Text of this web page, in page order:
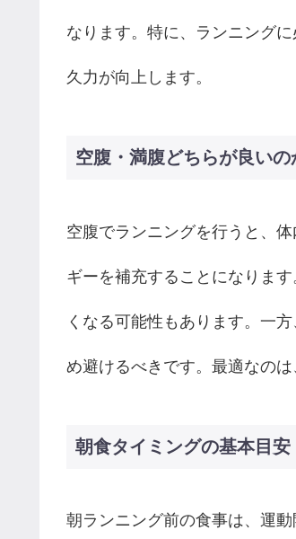
なります。特に、ランニング
久力が向上します。
空腹・満腹どちらが良いの
空腹でランニングを行うと、
ギーを補充することになりま
くなる可能性もあります。一
め避けるべきです。最適なの
朝食タイミングの基本目安
朝ランニング前の食事は、運